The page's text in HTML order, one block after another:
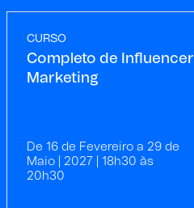
CURSO
Completo de Influencer
Marketing
De 16 de Fevereiro a 29 de
Maio | 2027 | 18h30 às
20h30